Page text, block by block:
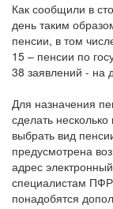
Как сообщили в
день таким
пенсии, в том
15 – пенсии по
38 заявлений - на
Для назначения
сделать
выбрать вид
предусмотрена
адрес
специалистам
понадобятся